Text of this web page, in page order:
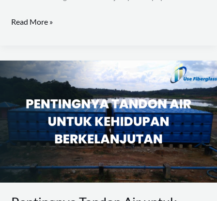
Read More »
Pentingnya
Tandon
untuk
Kehidupan
Berkelanjutan